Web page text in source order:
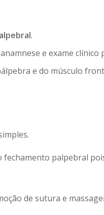
.
e exame
e do músculo
fechamento palpebral
de sutura e